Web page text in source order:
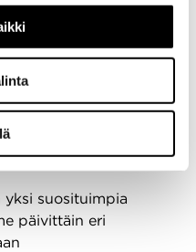
on edistää
viestinnälle
yhä
yksi suosituimpia
päivittäin eri